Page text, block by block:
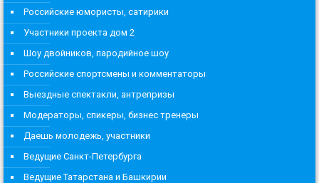
Российские юмористы, сатирики
Участники проекта дом 2
Шоу двойников, пародийное шоу
Российские спортсмены и комментаторы
Выездные спектакли, антрепризы
Модераторы, спикеры, бизнес тренеры
Даешь молодежь, участники
Ведущие Санкт-Петербурга
Ведущие Татарстана и Башкирии